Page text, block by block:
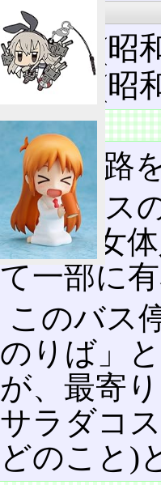
沿革
1975(昭
1976(昭
状況
高速道路
高速バス
前が「女
て一部に有
このバス
のりば」
が、最寄
サラダコ
どのこと)